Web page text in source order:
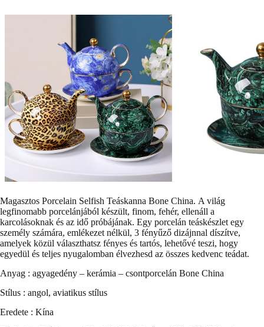
Magasztos Porcelain Selfish Teáskanna Bone China. A világ
legfinomabb porcelánjából készült, finom, fehér, ellenáll a
karcolásoknak és az idő próbájának. Egy porcelán teáskészlet egy
személy számára, emlékezet nélkül, 3 fényűző dizájnnal díszítve,
amelyek közül választhatsz fényes és tartós, lehetővé teszi, hogy
egyedül és teljes nyugalomban élvezhesd az összes kedvenc teádat.
Anyag : agyagedény – kerámia – csontporcelán Bone China
Stílus : angol, aviatikus stílus
Eredete : Kína